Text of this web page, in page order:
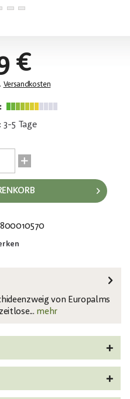
€
Versandkosten
3-5 Tage
800010570
von Europalms
mehr